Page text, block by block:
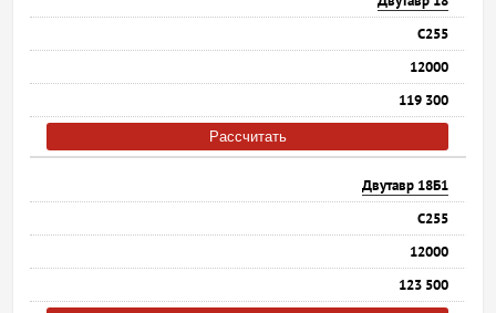
С255
12000
119 300
Рассчитать
Двутавр 18Б1
С255
12000
123 500